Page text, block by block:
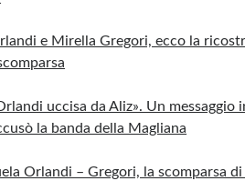
e Mirella Gregori, ecco la
uccisa da Aliz». Un messaggio
la banda della Magliana
Orlandi – Gregori, la scomparsa